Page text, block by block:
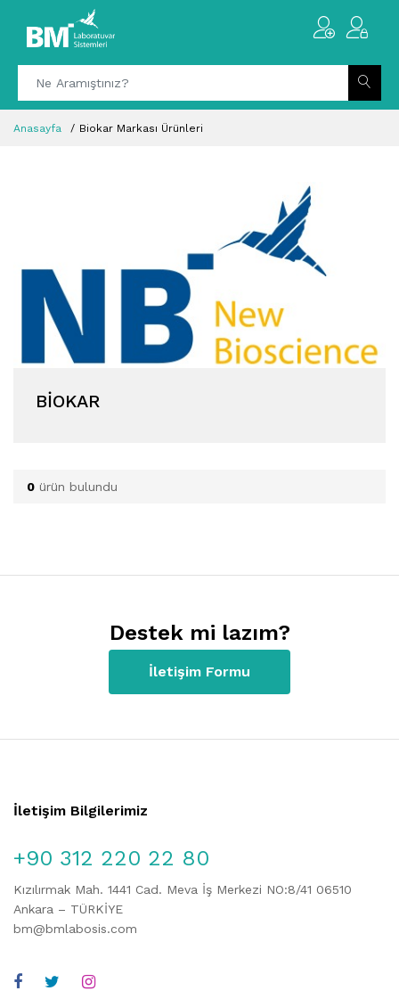
Anasayfa Biokar Markası Ürünleri
BIOKAR
0 ürün bulundu
Destek mi lazım?
İletişim Formu
İletişim Bilgilerimiz
+90 312 220 22 80
Kızılırmak Mah. 1441 Cad. Meva İş Merkezi NO:8/41 06510
Ankara – TÜRKİYE
bm@bmlabosis.com